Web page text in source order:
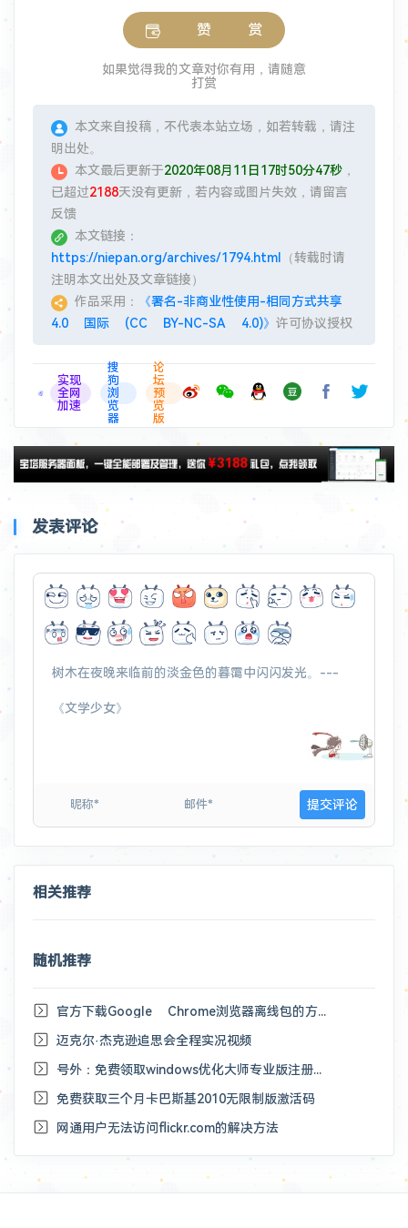
赞 赏
如果觉得我的文章对你有用，请随意
打赏
本文来自投稿，不代表本站立场，如若转载，请注
明出处。
本文最后更新于2020年08月11日17时50分47秒 ，
已超过2188天没有更新，若内容或图片失效，请留言
反馈
本文链接：
https://niepan.org/archives/1794.html
（转载时请
注明本文出处及文章链接）
作品采用：
《署名-非商业性使用-相同方式共享
4.0 国际 (CC BY-NC-SA 4.0)》 许可协议授权
实现
全网
加速
搜
狗
浏
览
器
论
坛
预
览
版
发表评论
相关推荐
随机推荐
官方下载Google Chrome浏览器离线包的方法
迈克尔·杰克逊追思会全程实况视频
号外：免费领取windows优化大师专业版注册码咯
免费获取三个月卡巴斯基2010无限制版激活码
网通用户无法访问flickr.com的解决方法